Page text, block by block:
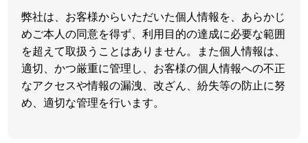
弊社は、お客様からいただいた個人情報を、あらかじ
めご本人の同意を得ず、利用目的の達成に必要な範囲
を超えて取扱うことはありません。また個人情報は、
適切、かつ厳重に管理し、お客様の個人情報への不正
なアクセスや情報の漏洩、改ざん、紛失等の防止に努
め、適切な管理を行います。